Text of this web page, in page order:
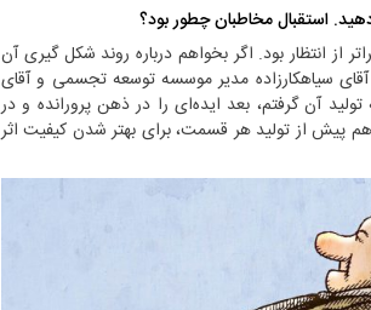
استقبال مخاطبان چطور بود؟
از انتظار بود. اگر بخواهم درباره روند شکل گیری آن
آقای سیاهکارزاده مدیر موسسه توسعه تجسمی و آقای
آن گرفتم، بعد ایده‌ای را در ذهن پرورانده و در
پیش از تولید هر قسمت، برای بهتر شدن کیفیت اثر